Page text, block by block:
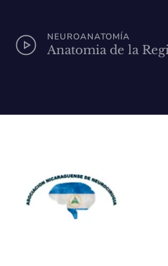
NEUROANATOMÍA
Anatomia de la